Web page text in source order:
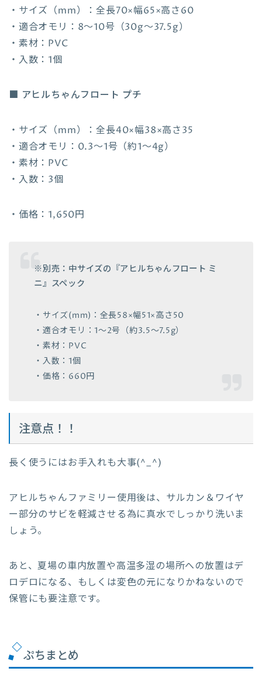
・サイズ（mm）：全長70×幅65×高さ60
・適合オモリ：8～10号（30g〜37.5g）
・素材：PVC
・入数：1個
■ アヒルちゃんフロート プチ
・サイズ（mm）：全長40×幅38×高さ35
・適合オモリ：0.3～1号（約1～4g）
・素材：PVC
・入数：3個
・価格：1,650円
※別売：中サイズの『アヒルちゃんフロート ミ
ニ』スペック
・サイズ(mm)：全長58×幅51×高さ50
・適合オモリ：1～2号（約3.5～7.5g）
・素材：PVC
・入数：1個
・価格：660円
注意点！！
長く使うにはお手入れも大事(^_^)
アヒルちゃんファミリー使用後は、サルカン＆ワイヤ
ー部分のサビを軽減させる為に真水でしっかり洗いま
しょう。
あと、夏場の車内放置や高温多湿の場所への放置はデ
ロデロになる、もしくは変色の元になりかねないので
保管にも要注意です。
ぷちまとめ